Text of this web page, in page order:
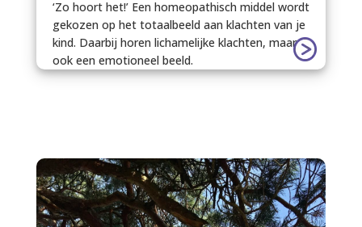
‘Zo hoort het!’ Een homeopathisch middel wordt
gekozen op het totaalbeeld aan klachten van je
kind. Daarbij horen lichamelijke klachten, maar
ook een emotioneel beeld.